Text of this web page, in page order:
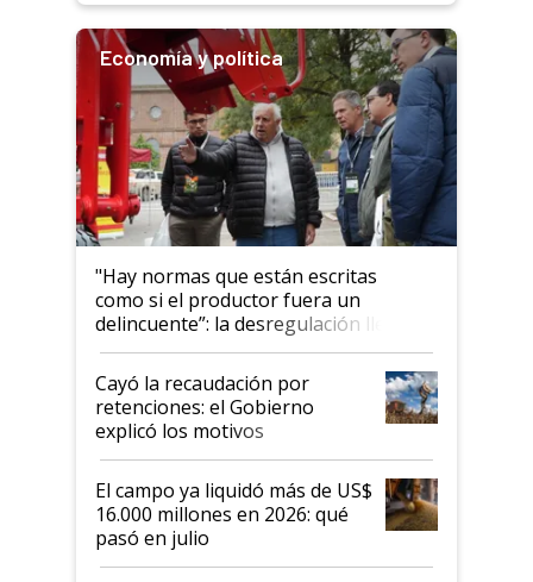
Economía y política
"Hay normas que están escritas
como si el productor fuera un
delincuente”: la desregulación llegó
al Congreso Aapresid y hasta se
habló del financiamiento al IPCVA
Cayó la recaudación por
retenciones: el Gobierno
explicó los motivos
El campo ya liquidó más de US$
16.000 millones en 2026: qué
pasó en julio